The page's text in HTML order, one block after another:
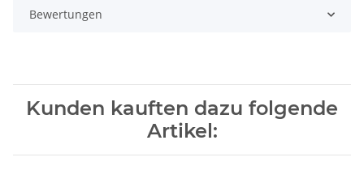
Bewertungen
Kunden kauften dazu folgende
Artikel: